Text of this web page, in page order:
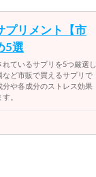
プリメント【市
5選
ているサプリを5つ厳選し
ど市販で買えるサプリで
や各成分のストレス効果
。